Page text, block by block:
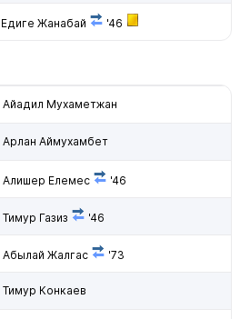
Едиге Жанабай '46
Айадил Мухаметжан
Арлан Аймухамбет
Алишер Елемес '46
Тимур Газиз '46
Абылай Жалгас '73
Тимур Конкаев